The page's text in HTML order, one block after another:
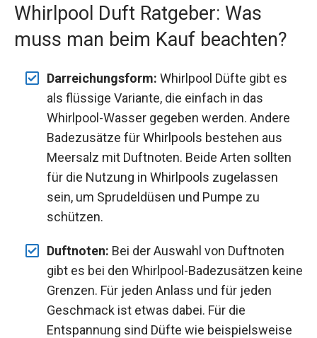
Whirlpool Duft Ratgeber: Was
muss man beim Kauf beachten?
Darreichungsform: Whirlpool Düfte gibt es
als flüssige Variante, die einfach in das
Whirlpool-Wasser gegeben werden. Andere
Badezusätze für Whirlpools bestehen aus
Meersalz mit Duftnoten. Beide Arten sollten
für die Nutzung in Whirlpools zugelassen
sein, um Sprudeldüsen und Pumpe zu
schützen.
Duftnoten: Bei der Auswahl von Duftnoten
gibt es bei den Whirlpool-Badezusätzen keine
Grenzen. Für jeden Anlass und für jeden
Geschmack ist etwas dabei. Für die
Entspannung sind Düfte wie beispielsweise